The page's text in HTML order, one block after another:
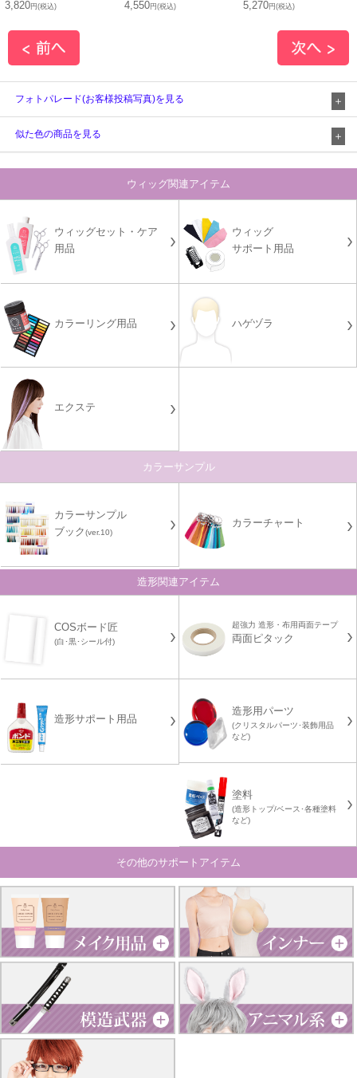
3,820円(税込) 4,550円(税込) 5,270円(税込)
フォトパレード(お客様投稿写真)を見る
似た色の商品を見る
ウィッグ関連アイテム
ウィッグセット・ケア
用品
ウィッグ
サポート用品
カラーリング用品 ハゲヅラ
エクステ
カラーサンプル
カラーサンプル
ブック(ver.10)
カラーチャート
造形関連アイテム
COSボード匠
(白･黒･シール付)
超強力 造形・布用両面テープ
両面ピタック
造形サポート用品
造形用パーツ
(クリスタルパーツ･装飾用品
など)
塗料
(造形トップ/ベース･各種塗料
など)
その他のサポートアイテム